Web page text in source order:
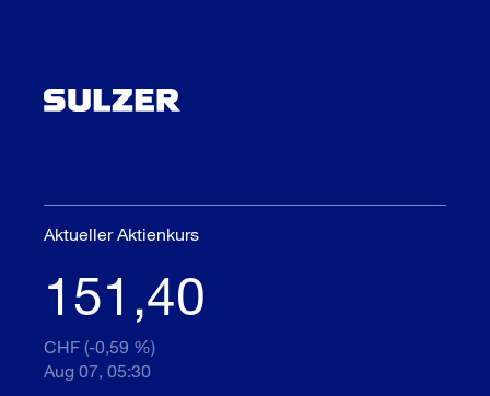
Aktueller Aktienkurs
151,40
CHF (-0,59 %)
Aug 07, 05:30